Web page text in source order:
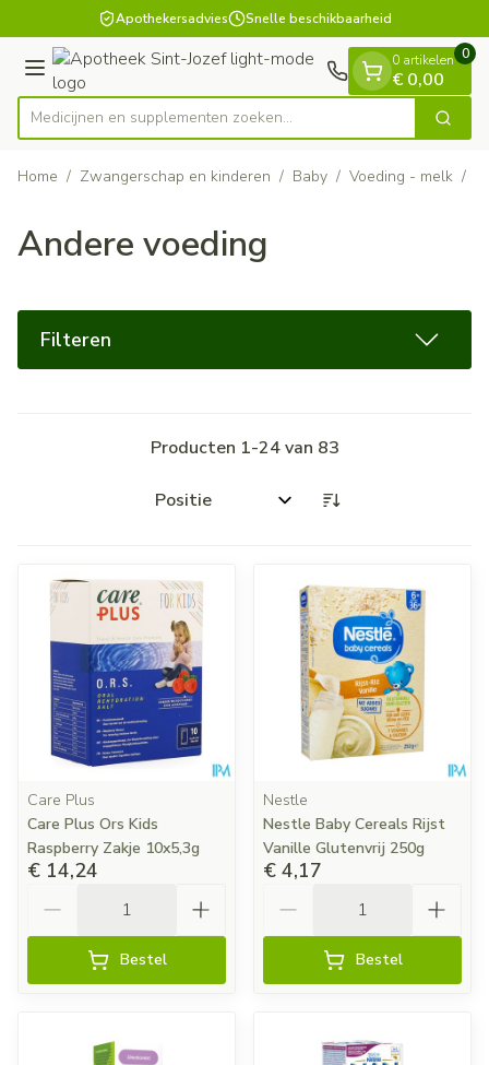
Ga naar de inhoudApothekersadvies Snelle beschikbaarheid
Menu
Product, merk, categorie...
Medicijnen en supplementen zoeken... Zoek
0 artikelen
€ 0,00
0
Home / Zwangerschap en kinderen / Baby / Voeding - melk /
Andere voeding
Filteren
Producten 1-24van 83
Sorteer op:
Care Plus
Care Plus Ors Kids
Raspberry Zakje 10x5,3g
€ 14,24
Bestel
Nestle
Nestle Baby Cereals Rijst
Vanille Glutenvrij 250g
€ 4,17
Bestel